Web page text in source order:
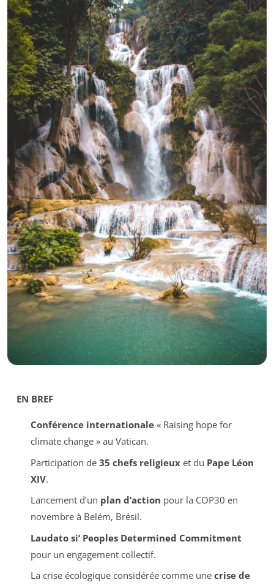
EN BREF
Conférence internationale« Raising hope for
climate change » au Vatican.
Participation de 35 chefs religieuxet du Pape Léon
XIV.
Lancement d’un plan d’action pour la COP30 en
novembre à Belém, Brésil.
Laudato si’ Peoples Determined Commitment
pour un engagement collectif.
La crise écologique considérée comme une crise de